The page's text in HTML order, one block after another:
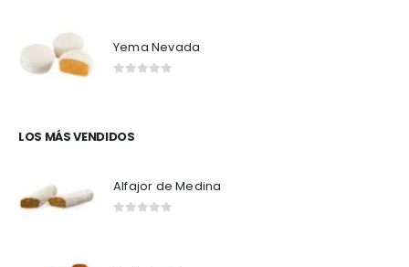
Yema Nevada
LOS MÁS VENDIDOS
Alfajor de Medina